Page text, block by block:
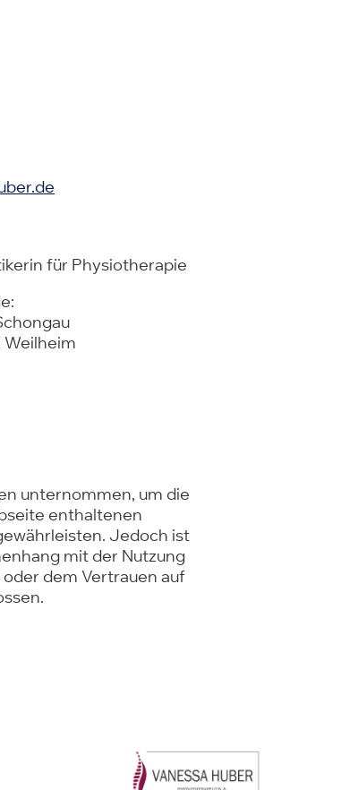
für Physiotherapie
Weilheim
unternommen, um die
enthaltenen
Jedoch ist
mit der Nutzung
dem Vertrauen auf